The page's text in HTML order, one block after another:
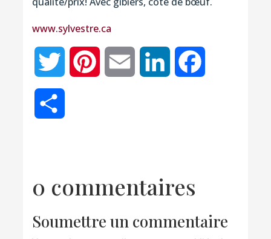
www.sylvestre.ca
Twitter Pinterest Email LinkedIn
0 commentaires
Soumettre un commentaire